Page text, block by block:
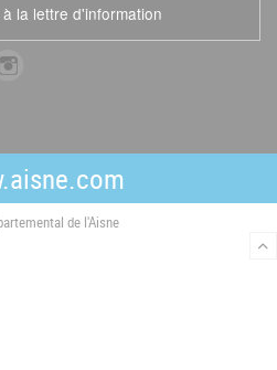
la lettre d'information
de l'Aisne